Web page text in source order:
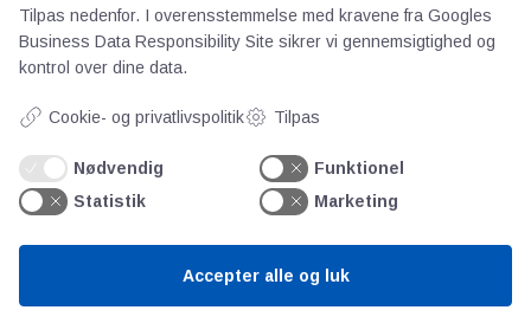
Teknologisk Institut
Bitva
Litteratur
Forkortelser
Ståbi
Tilpas nedenfor. I overensstemmelse med kravene fra Googles
Business Data Responsibility Site sikrer vi gennemsigtighed og
kontrol over dine data.
Cookie- og privatlivspolitik Tilpas
Nødvendig
Funktionel
Statistik
Marketing
Accepter alle og luk